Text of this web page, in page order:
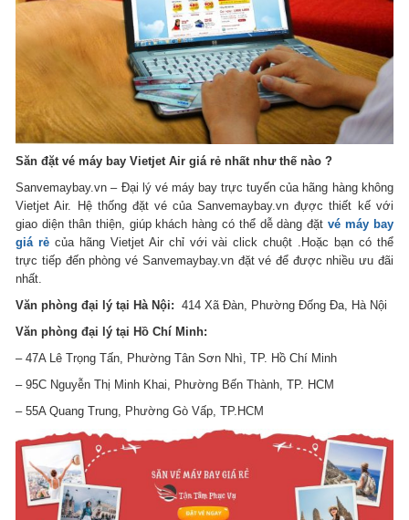
Săn đặt vé máy bay Vietjet Air giá rẻ nhất như thế nào ?
Sanvemaybay.vn – Đại lý vé máy bay trực tuyến của hãng hàng không
Vietjet Air. Hệ thống đặt vé của Sanvemaybay.vn đựợc thiết kế với
giao diện thân thiện, giúp khách hàng có thể dễ dàng đặtvé máy bay
giá rẻcủa hãng Vietjet Air chỉ với vài click chuột .Hoặc bạn có thể
trực tiếp đến phòng vé Sanvemaybay.vn đặt vé để được nhiều ưu đãi
nhất.
Văn phòng đại lý tại Hà Nội: 414 Xã Đàn, Phường Đống Đa, Hà Nội
Văn phòng đại lý tại Hồ Chí Minh:
– 47A Lê Trọng Tấn, Phường Tân Sơn Nhì, TP. Hồ Chí Minh
– 95C Nguyễn Thị Minh Khai, Phường Bến Thành, TP. HCM
– 55A Quang Trung, Phường Gò Vấp, TP.HCM